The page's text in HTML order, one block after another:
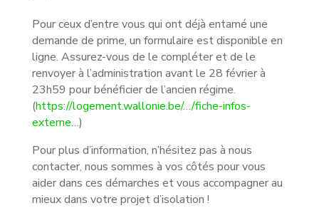
Pour ceux d’entre vous qui ont déjà entamé une
demande de prime, un formulaire est disponible en
ligne. Assurez-vous de le compléter et de le
renvoyer à l’administration avant le 28 février à
23h59 pour bénéficier de l’ancien régime.
(https://logement.wallonie.be/…/fiche-infos-
externe…)
Pour plus d’information, n’hésitez pas à nous
contacter, nous sommes à vos côtés pour vous
aider dans ces démarches et vous accompagner au
mieux dans votre projet d’isolation !